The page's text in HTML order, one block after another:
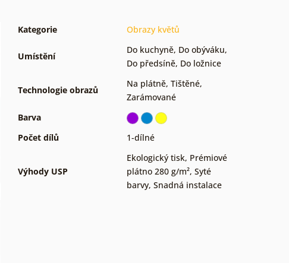
Kategorie Obrazy květů
Umístění
Do kuchyně, Do obýváku,
Do předsíně, Do ložnice
Technologie obrazů
Na plátně, Tištěné,
Zarámované
Barva
Počet dílů
1-dílné
Výhody USP
Ekologický tisk, Prémiové
plátno 280 g/m², Syté
barvy, Snadná instalace